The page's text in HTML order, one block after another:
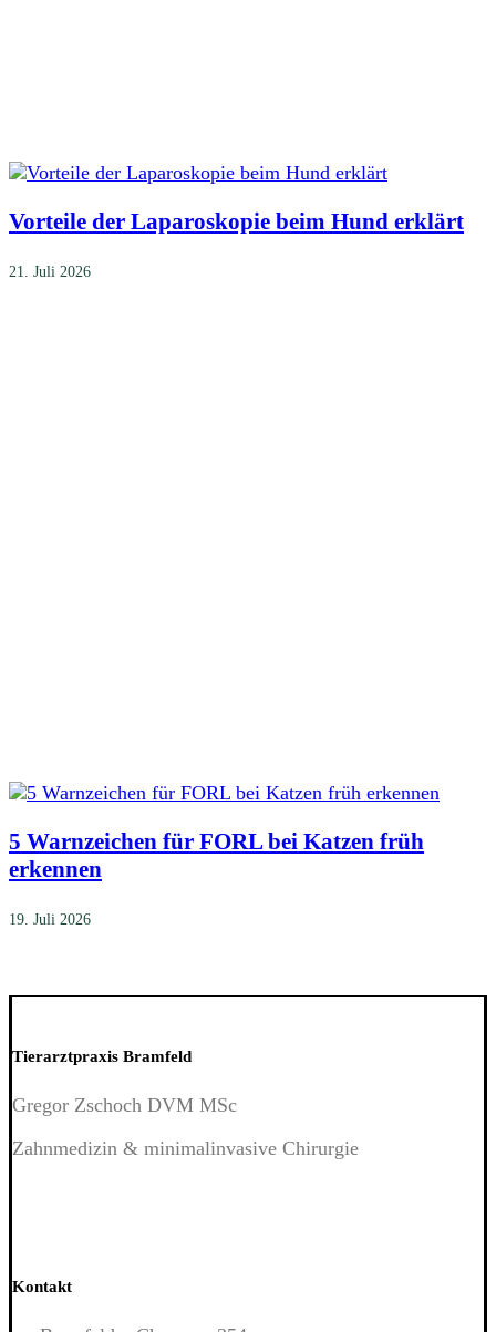
Vorteile der Laparoskopie beim Hund erklärt
21. Juli 2026
5 Warnzeichen für FORL bei Katzen früh
erkennen
19. Juli 2026
Tierarztpraxis Bramfeld
Gregor Zschoch DVM MSc
Zahnmedizin & minimalinvasive Chirurgie
Kontakt